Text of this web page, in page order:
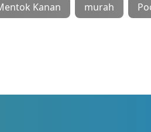
Kanan murah